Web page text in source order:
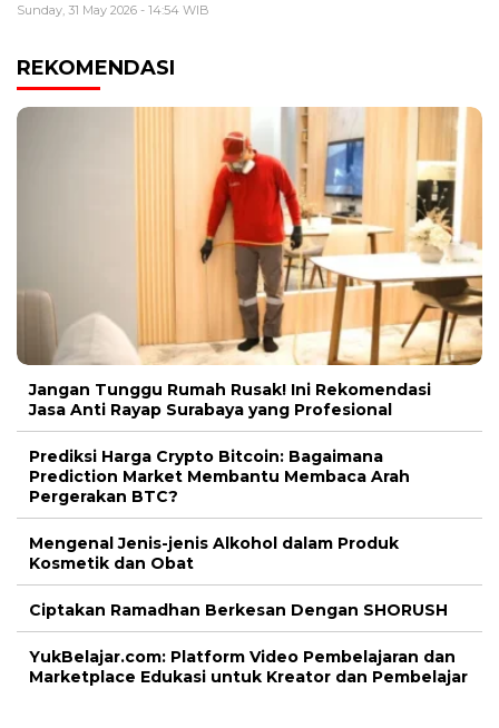
Sunday, 31 May 2026 - 14:54 WIB
REKOMENDASI
Jangan Tunggu Rumah Rusak! Ini Rekomendasi
Jasa Anti Rayap Surabaya yang Profesional
Prediksi Harga Crypto Bitcoin: Bagaimana
Prediction Market Membantu Membaca Arah
Pergerakan BTC?
Mengenal Jenis-jenis Alkohol dalam Produk
Kosmetik dan Obat
Ciptakan Ramadhan Berkesan Dengan SHORUSH
YukBelajar.com: Platform Video Pembelajaran dan
Marketplace Edukasi untuk Kreator dan Pembelajar